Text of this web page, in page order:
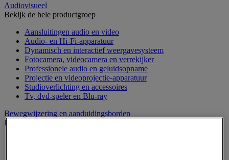
Audiovisueel
Bekijk de hele productgroep
Aansluitingen audio en video
Audio- en Hi-Fi-apparatuur
Dynamisch en interactief weergavesysteem
Fotocamera, videocamera en verrekijker
Professionele audio en geluidsopname
Projectie en videoprojectie-apparatuur
Studioverlichting en accessoires
Tv, dvd-speler en Blu-ray
Bewegwijzering en aanduidingsborden
Bekijk de hele productgroep